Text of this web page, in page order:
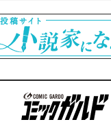
コミックガルド